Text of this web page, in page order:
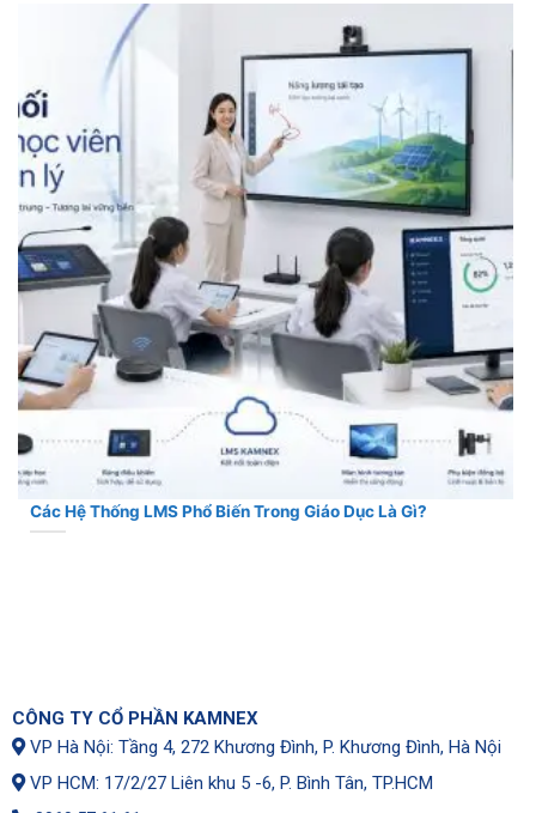
Các Hệ Thống LMS Phổ Biến Trong Giáo Dục Là Gì?
CÔNG TY CỔ PHẦN KAMNEX
VP Hà Nội: Tầng 4, 272 Khương Đình, P. Khương Đình, Hà Nội
VP HCM: 17/2/27 Liên khu 5 -6, P. Bình Tân, TP.HCM